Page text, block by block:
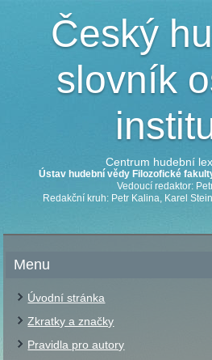
Český
slovník
Centrum hudební
Ústav hudební vědy Filozofické
Vedoucí redaktor:
Redakční kruh: Petr Kalina, Karel
Menu
Úvodní stránka
Zkratky a značky
Pravidla pro autory